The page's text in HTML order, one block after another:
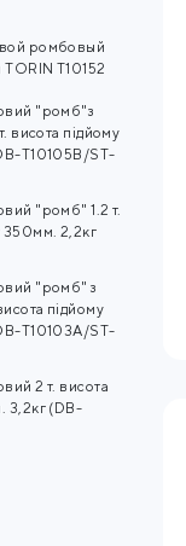
ромбовый
T10152
"ромб"з
висота підйому
T10105B/ST-
"ромб" 1.2 т.
350мм. 2,2кг
"ромб" з
підйому
T10103A/ST-
2 т. висота
3,2кг (DB-